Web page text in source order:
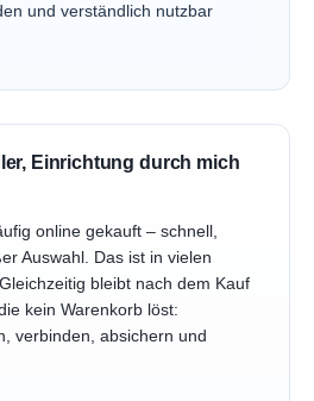
und verständlich nutzbar
Einrichtung durch mich
online gekauft – schnell,
Auswahl. Das ist in vielen
bleibt nach dem Kauf
kein Warenkorb löst:
verbinden, absichern und